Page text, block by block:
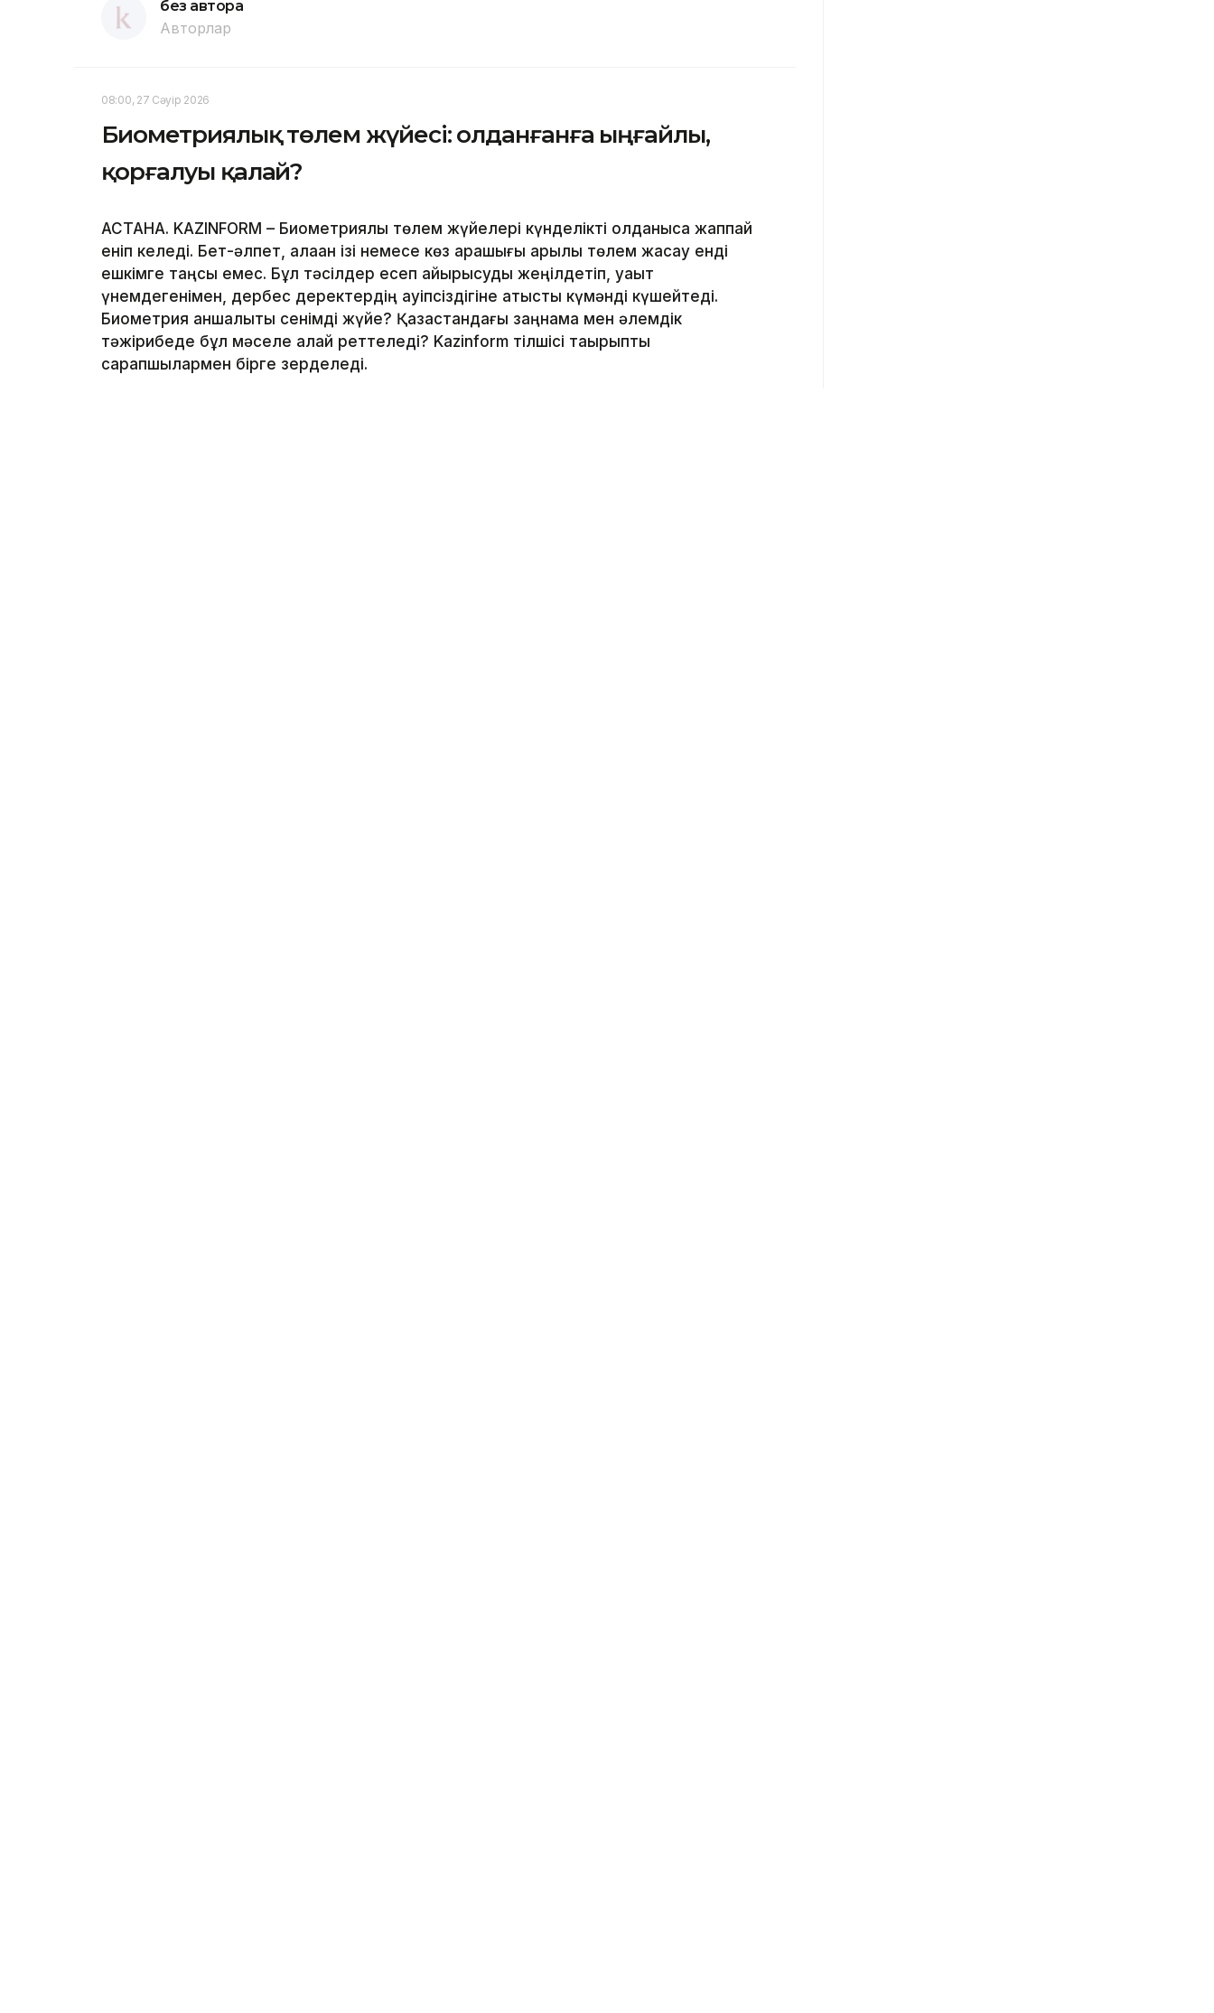
без автора
Авторлар
08:00, 27 Сәуір 2026
Биометриялық төлем жүйесі: Қолданғанға ыңғайлы,
қорғалуы қалай?
АСТАНА. KAZINFORM – Биометриялық төлем жүйелері күнделікті қолданысқа жаппай
еніп келеді. Бет-әлпет, алақан ізі немесе көз қарашығы арқылы төлем жасау енді
ешкімге таңсық емес. Бұл тәсілдер есеп айырысуды жеңілдетіп, уақыт
үнемдегенімен, дербес деректердің қауіпсіздігіне қатысты күмәнді күшейтеді.
Биометрия қаншалықты сенімді жүйе? Қазақстандағы заңнама мен әлемдік
тәжірибеде бұл мәселе қалай реттеледі? Kazinform тілшісі тақырыпты
сарапшылармен бірге зерделеді.